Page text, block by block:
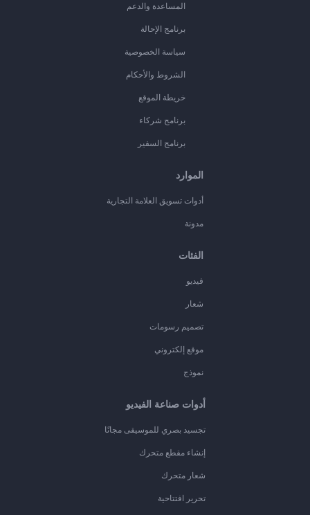
المساعدة والدعم
برنامج الإحالة
سياسة الخصوصية
الشروط والأحكام
خريطة الموقع
برنامج شركاء
برنامج السفير
الموارد
أدوات تسويق العلامة التجارية
مدونة
الفئات
فيديو
شعار
تصميم رسومات
موقع إلكتروني
نموذج
أدوات صناعة الفيديو
تجسيد بصري للموسيقى مجانًا
إنشاء مقطع متحرك
شعار متحرك
تحرير افتتاحية